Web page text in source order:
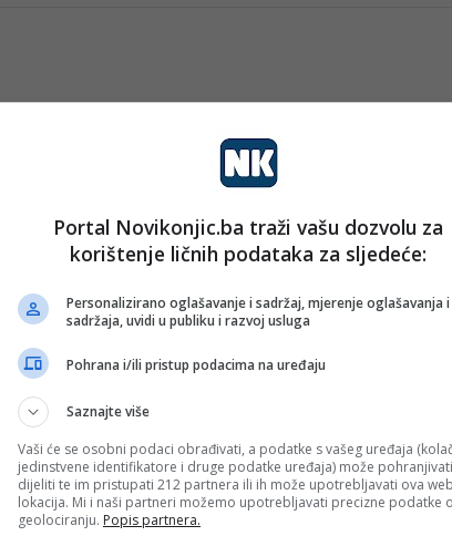
Dosta vam je snijega i leda? Kad
“puca” prvo džemre?
Kako januar odmiče i približava se februar, mnogi se
simbolično “pucanje” toplote…
Pročitaj više
nk 2 15. Maja 2023.
Portal Novikonjic.ba traži vašu dozvolu za
korištenje ličnih podataka za sljedeće:
Personalizirano oglašavanje i sadržaj, mjerenje oglašavanja i
sadržaja, uvidi u publiku i razvoj usluga
Pohrana i/ili pristup podacima na uređaju
Saznajte više
Vaši će se osobni podaci obrađivati, a podatke s vašeg uređaja
jedinstvene identifikatore i druge podatke uređaja) može
dijeliti te im pristupati 212 partnera ili ih može upotrebljavati ova
lokacija. Mi i naši partneri možemo upotrebljavati precizne podatke o
geolociranju. Popis partnera.